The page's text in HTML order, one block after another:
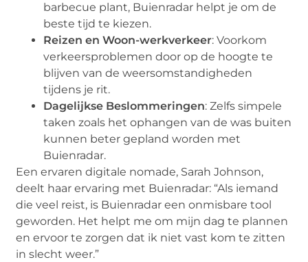
barbecue plant, Buienradar helpt je om de
beste tijd te kiezen.
Reizen en Woon-werkverkeer: Voorkom
verkeersproblemen door op de hoogte te
blijven van de weersomstandigheden
tijdens je rit.
Dagelijkse Beslommeringen: Zelfs simpele
taken zoals het ophangen van de was buiten
kunnen beter gepland worden met
Buienradar.
Een ervaren digitale nomade, Sarah Johnson,
deelt haar ervaring met Buienradar: “Als iemand
die veel reist, is Buienradar een onmisbare tool
geworden. Het helpt me om mijn dag te plannen
en ervoor te zorgen dat ik niet vast kom te zitten
in slecht weer.”